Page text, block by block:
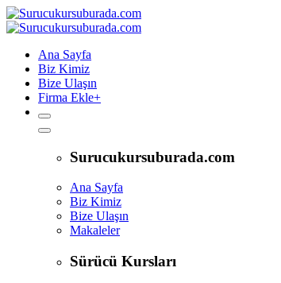
Ana Sayfa
Biz Kimiz
Bize Ulaşın
Firma Ekle+
Surucukursuburada.com
Ana Sayfa
Biz Kimiz
Bize Ulaşın
Makaleler
Sürücü Kursları